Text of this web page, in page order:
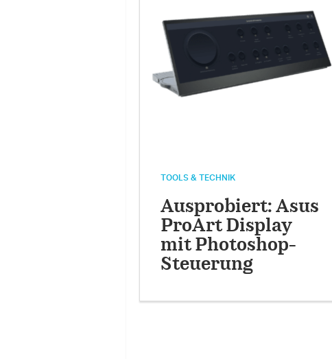
TOOLS & TECHNIK
Ausprobiert: Asus
ProArt Display
mit Photoshop-
Steuerung